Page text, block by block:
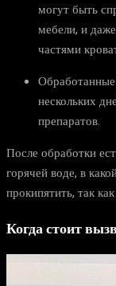
могут быть
мебели, и
частями
нескольких
препаратов.
После обработки
горячей воде, в
прокипятить, так
Когда стоит